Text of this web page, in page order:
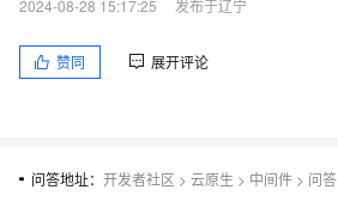
2024-08-28 15:17:25
发布于辽宁
赞同 展开评论
问答地址： 开发者社区 > 云原生 > 中间件 > 问答